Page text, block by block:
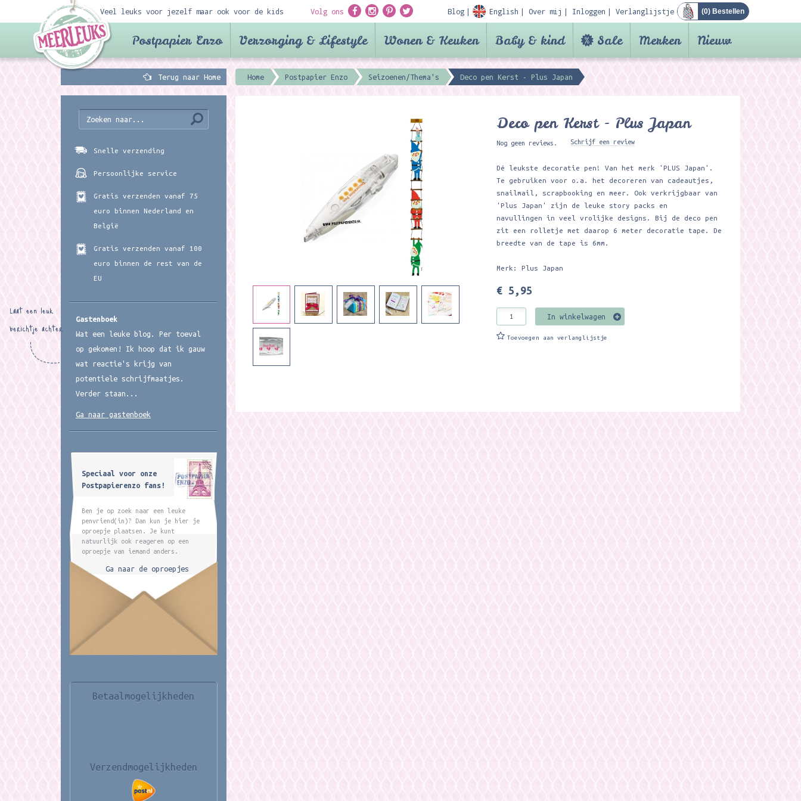
Veel leuks voor jezelf maar ook voor de kids Volg ons Blog English Over mij Inloggen Verlanglijstje (0) Bestellen
Postpapier Enzo Verzorging & Lifestyle Wonen & Keuken Baby & kind Sale Merken Nieuw
Terug naar Home Home Postpapier Enzo Seizoenen/Thema's Deco pen Kerst - Plus Japan
Deco pen Kerst - Plus Japan
Nog geen reviews. Schrijf een review
Dé leukste decoratie pen! Van het merk 'PLUS Japan'.
Te gebruiken voor o.a. het decoreren van cadeautjes,
snailmail, scrapbooking en meer. Ook verkrijgbaar van
'Plus Japan' zijn de leuke story packs en
navullingen in veel vrolijke designs. Bij de deco pen
zit een rolletje met daarop 6 meter decoratie tape. De
breedte van de tape is 6mm.
Merk: Plus Japan
€ 5,95
In winkelwagen
Toevoegen aan verlanglijstje
Snelle verzending
Persoonlijke service
Gratis verzenden vanaf 75
euro binnen Nederland en
België
Gratis verzenden vanaf 100
euro binnen de rest van de
EU
Gastenboek
Wat een leuke blog. Per toeval
op gekomen! Ik hoop dat ik gauw
wat reactie's krijg van
potentiele schrijfmaatjes.
Verder staan...
Laat een leuk
berichtje achter
Ga naar gastenboek
Speciaal voor onze
Postpapierenzo fans!
Ben je op zoek naar een leuke
penvriend(in)? Dan kun je hier je
oproepje plaatsen. Je kunt
natuurlijk ook reageren op een
oproepje van iemand anders.
Ga naar de oproepjes
Betaalmogelijkheden
Verzendmogelijkheden